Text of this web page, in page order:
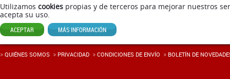
Utilizamos cookies propias y de terceros para mejorar nuestros
acepta su uso.
ACEPTAR MÁS INFORMACIÓN
QUIÉNES SOMOS PRIVACIDAD CONDICIONES DE ENVÍ­O BOLETÍN DE